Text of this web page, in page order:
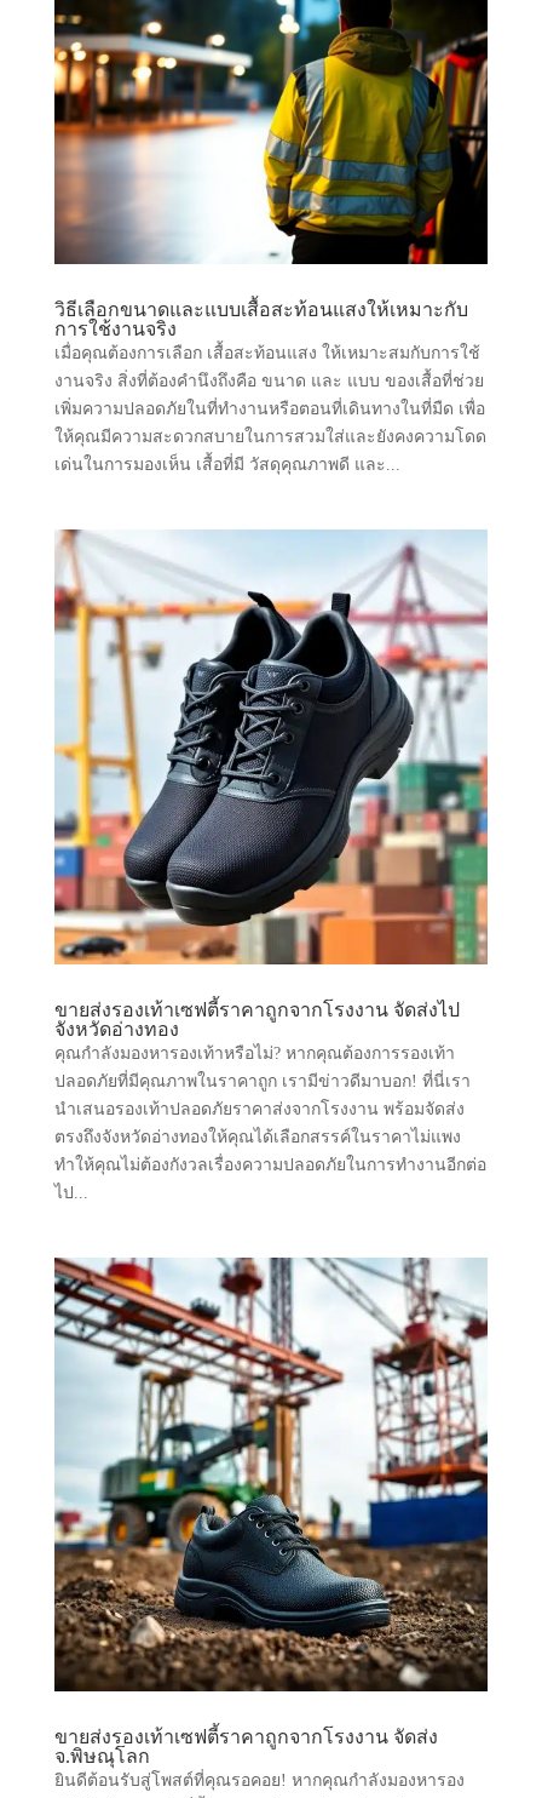
วิธีเลือกขนาดและแบบเสื้อสะท้อนแสงให้เหมาะกับ
การใช้งานจริง
เมื่อคุณต้องการเลือก เสื้อสะท้อนแสง ให้เหมาะสมกับการใช้
งานจริง สิ่งที่ต้องคำนึงถึงคือ ขนาด และ แบบ ของเสื้อที่ช่วย
เพิ่มความปลอดภัยในที่ทำงานหรือตอนที่เดินทางในที่มืด เพื่อ
ให้คุณมีความสะดวกสบายในการสวมใส่และยังคงความโดด
เด่นในการมองเห็น เสื้อที่มี วัสดุคุณภาพดี และ...
ขายส่งรองเท้าเซฟตี้ราคาถูกจากโรงงาน จัดส่งไป
จังหวัดอ่างทอง
คุณกำลังมองหารองเท้าหรือไม่? หากคุณต้องการรองเท้า
ปลอดภัยที่มีคุณภาพในราคาถูก เรามีข่าวดีมาบอก! ที่นี่เรา
นำเสนอรองเท้าปลอดภัยราคาส่งจากโรงงาน พร้อมจัดส่ง
ตรงถึงจังหวัดอ่างทองให้คุณได้เลือกสรรค์ในราคาไม่แพง
ทำให้คุณไม่ต้องกังวลเรื่องความปลอดภัยในการทำงานอีกต่อ
ไป...
ขายส่งรองเท้าเซฟตี้ราคาถูกจากโรงงาน จัดส่ง
จ.พิษณุโลก
ยินดีต้อนรับสู่โพสต์ที่คุณรอคอย! หากคุณกำลังมองหารอง